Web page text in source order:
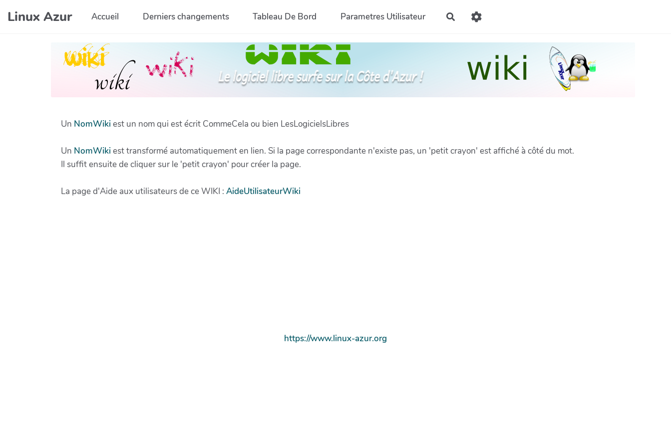
Aller au contenu principal
Linux Azur Accueil Derniers changements Tableau De Bord Parametres Utilisateur Rechercher
Un NomWiki est un nom qui est écrit CommeCela ou bien LesLogicielsLibres
Un NomWiki est transformé automatiquement en lien. Si la page correspondante n'existe pas, un 'petit crayon' est affiché à côté du mot.
Il suffit ensuite de cliquer sur le 'petit crayon' pour créer la page.
La page d'Aide aux utilisateurs de ce WIKI : AideUtilisateurWiki
https://www.linux-azur.org